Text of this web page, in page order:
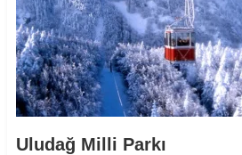
Uludağ Milli Parkı